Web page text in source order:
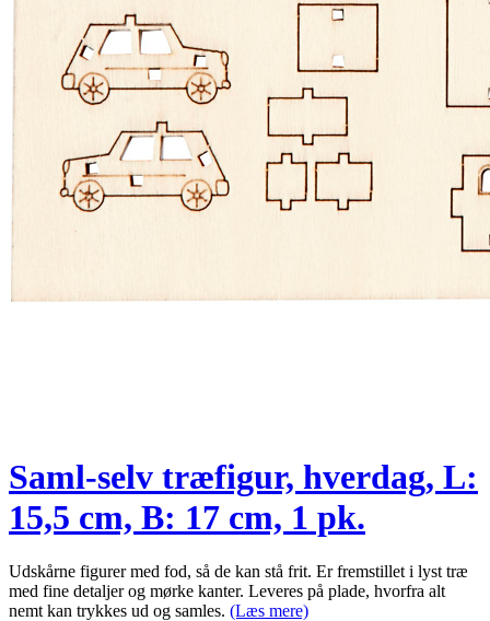
Saml-selv træfigur, hverdag, L:
15,5 cm, B: 17 cm, 1 pk.
Udskårne figurer med fod, så de kan stå frit. Er fremstillet i lyst træ
med fine detaljer og mørke kanter. Leveres på plade, hvorfra alt
nemt kan trykkes ud og samles. (Læs mere)